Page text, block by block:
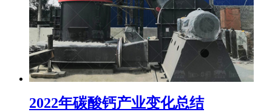
2022年碳酸钙产业变化总结